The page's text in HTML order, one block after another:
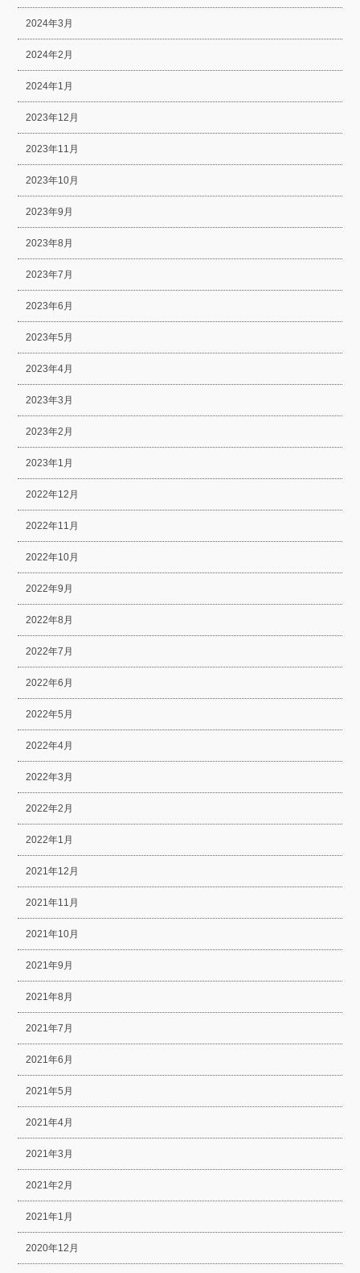
2024年3月
2024年2月
2024年1月
2023年12月
2023年11月
2023年10月
2023年9月
2023年8月
2023年7月
2023年6月
2023年5月
2023年4月
2023年3月
2023年2月
2023年1月
2022年12月
2022年11月
2022年10月
2022年9月
2022年8月
2022年7月
2022年6月
2022年5月
2022年4月
2022年3月
2022年2月
2022年1月
2021年12月
2021年11月
2021年10月
2021年9月
2021年8月
2021年7月
2021年6月
2021年5月
2021年4月
2021年3月
2021年2月
2021年1月
2020年12月